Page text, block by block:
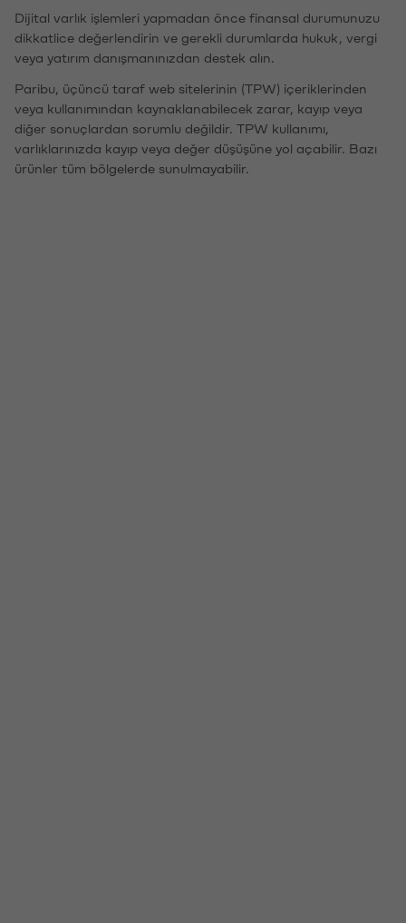
Dijital varlık işlemleri yapmadan önce finansal durumunuzu
dikkatlice değerlendirin ve gerekli durumlarda hukuk, vergi
veya yatırım danışmanınızdan destek alın.
Paribu, üçüncü taraf web sitelerinin (TPW) içeriklerinden
veya kullanımından kaynaklanabilecek zarar, kayıp veya
diğer sonuçlardan sorumlu değildir. TPW kullanımı,
varlıklarınızda kayıp veya değer düşüşüne yol açabilir. Bazı
ürünler tüm bölgelerde sunulmayabilir.